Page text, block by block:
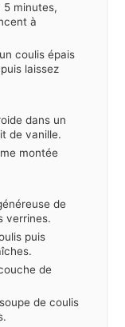
minutes,
à
coulis épais
laissez
dans un
de vanille.
montée
de
verrines.
puis
de
de coulis